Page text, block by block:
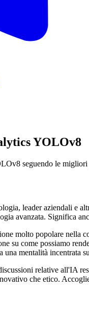
YOLOv8
seguendo le
leader aziendali e
avanzata. Significa
molto popolare
su come possiamo
una mentalità incentrata
relative all'IA
che etico.